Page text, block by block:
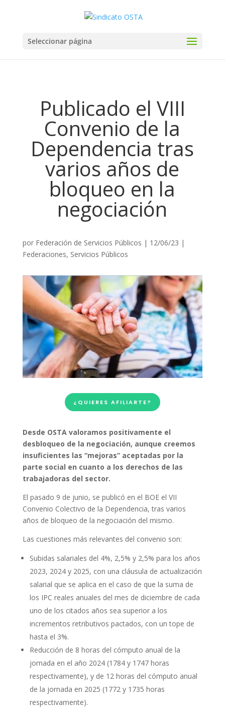
Seleccionar página
Publicado el VIII
Convenio de la
Dependencia tras
varios años de
bloqueo en la
negociación
por Federación de Servicios Públicos | 12/06/23 |
Federaciones, Servicios Públicos
¿QUIERES AFILIARTE?
Desde OSTA valoramos positivamente el
desbloqueo de la negociación, aunque creemos
insuficientes las “mejoras” aceptadas por la
parte social en cuanto a los derechos de las
trabajadoras del sector.
El pasado 9 de junio, se publicó en el BOE el VII
Convenio Colectivo de la Dependencia, tras varios
años de bloqueo de la negociación del mismo.
Las cuestiones más relevantes del convenio son:
Subidas salariales del 4%, 2,5% y 2,5% para los años
2023, 2024 y 2025, con una cláusula de actualización
salarial que se aplica en el caso de que la suma de
los IPC reales anuales del mes de diciembre de cada
uno de los citados años sea superior a los
incrementos retributivos pactados, con un tope de
hasta el 3%.
Reducción de 8 horas del cómputo anual de la
jornada en el año 2024 (1784 y 1747 horas
respectivamente), y de 12 horas del cómputo anual
de la jornada en 2025 (1772 y 1735 horas
respectivamente).